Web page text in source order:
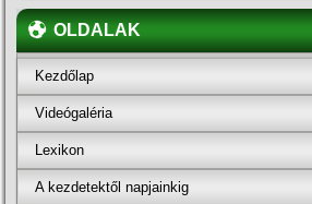
OLDALAK
Kezdőlap
Videógaléria
Lexikon
A kezdetektől napjainkig